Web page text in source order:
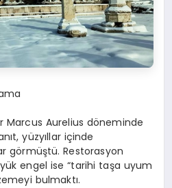
Marcus Aurelius döneminde
yüzyıllar içinde
görmüştü. Restorasyon
engel ise “tarihi taşa uyum
bulmaktı.